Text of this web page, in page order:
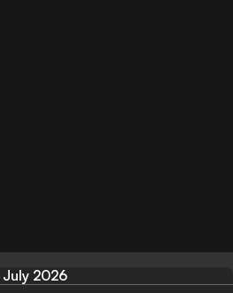
July 2026